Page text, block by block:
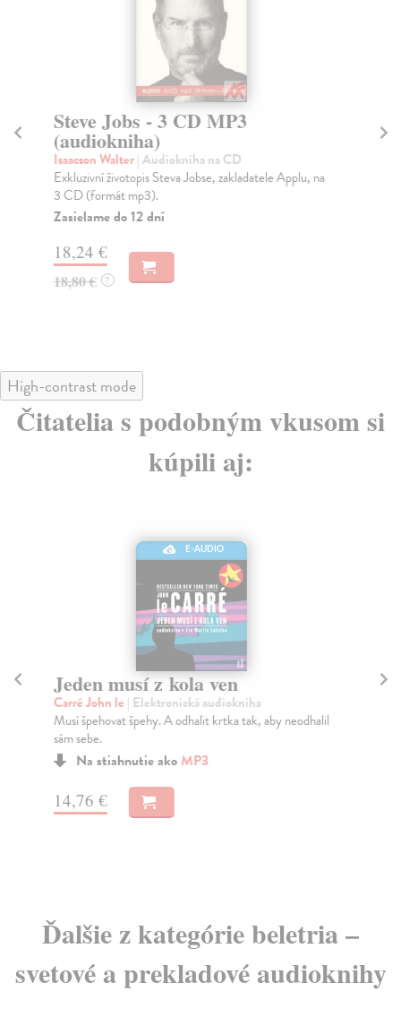
Steve Jobs - 3 CD MP3
(audiokniha)
Isaacson Walter| Audiokniha na CD
Exkluzivní životopis Steva Jobse, zakladatele Applu, na
3 CD (formát mp3).
Zasielame do 12 dní
18,24 €
18,80 € ?
High-contrast mode
Čitatelia s podobným vkusom si
kúpili aj:
E-AUDIO
Jeden musí z kola ven
Carré John le | Elektronická audiokniha
Musí špehovat špehy. A odhalit krtka tak, aby neodhalil
sám sebe.
Na stiahnutie akoMP3
14,76 €
Ďalšie z kategórie beletria –
svetové a prekladové audioknihy